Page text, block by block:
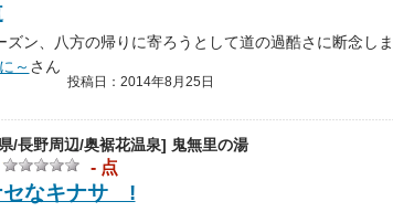
～ さん
投稿日：2014年8月25日
/長野周辺/奥裾花温泉] 鬼無里の湯
- 点
セなキナサ !